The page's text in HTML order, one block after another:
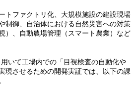
トファクトリ化、大規模施設の建設現場
制御、自治体における自然災害への対策
）、自動農場管理（スマート農業）など
いて工場内での「目視検査の自動化や
現させるための開発実証では、以下の課